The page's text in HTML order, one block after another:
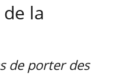
la
de porter des